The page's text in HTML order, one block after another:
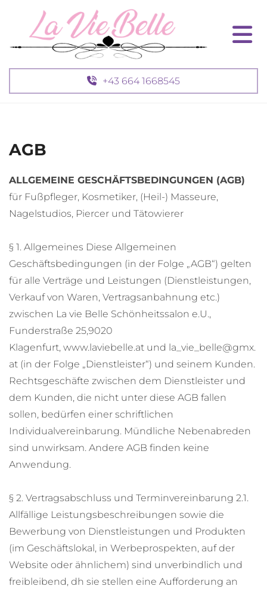
+43 664 1668545
AGB
ALLGEMEINE GESCHÄFTSBEDINGUNGEN (AGB)
für Fußpfleger, Kosmetiker, (Heil-) Masseure,
Nagelstudios, Piercer und Tätowierer
§ 1. Allgemeines Diese Allgemeinen
Geschäftsbedingungen (in der Folge „AGB“) gelten
für alle Verträge und Leistungen (Dienstleistungen,
Verkauf von Waren, Vertragsanbahnung etc.)
zwischen La vie Belle Schönheitssalon e.U.,
Funderstraße 25,9020
Klagenfurt, www.laviebelle.at und la_vie_belle@gmx.
at (in der Folge „Dienstleister“) und seinem Kunden.
Rechtsgeschäfte zwischen dem Dienstleister und
dem Kunden, die nicht unter diese AGB fallen
sollen, bedürfen einer schriftlichen
Individualvereinbarung. Mündliche Nebenabreden
sind unwirksam. Andere AGB finden keine
Anwendung.
§ 2. Vertragsabschluss und Terminvereinbarung 2.1.
Allfällige Leistungsbeschreibungen sowie die
Bewerbung von Dienstleistungen und Produkten
(im Geschäftslokal, in Werbeprospekten, auf der
Website oder ähnlichem) sind unverbindlich und
freibleibend, dh sie stellen eine Aufforderung an